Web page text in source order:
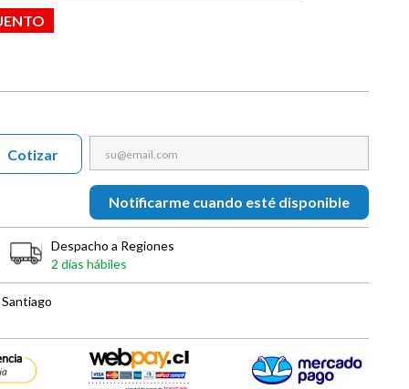
Notificarme cuando esté disponible
Cotizar
Despacho a Regiones
2 días hábiles